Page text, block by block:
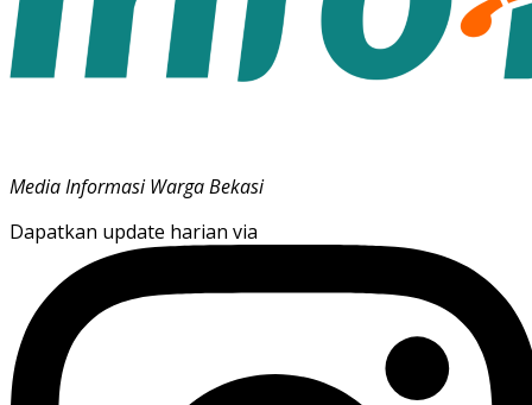
Media Informasi Warga Bekasi
Dapatkan update harian via